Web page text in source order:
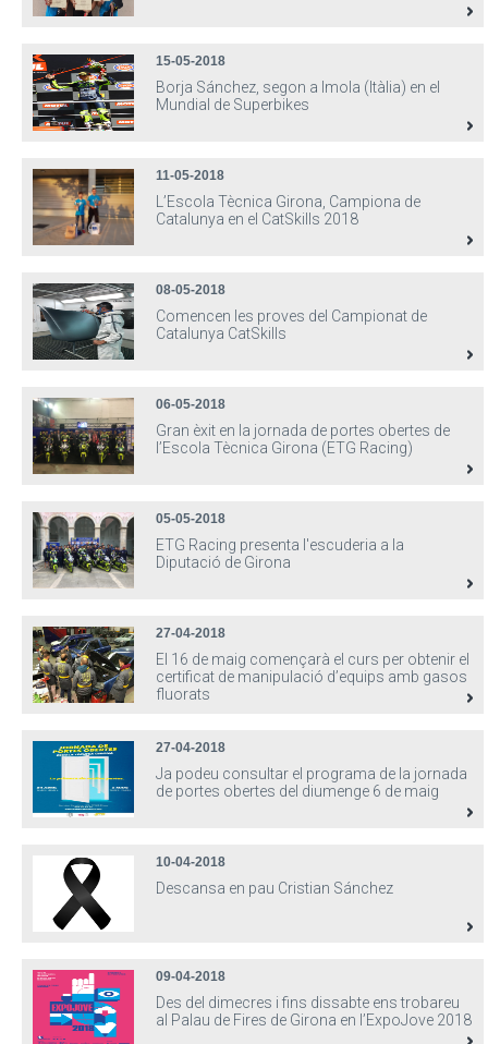
15-05-2018
Borja Sánchez, segon a Imola (Itàlia) en el
Mundial de Superbikes
11-05-2018
L’Escola Tècnica Girona, Campiona de
Catalunya en el CatSkills 2018
08-05-2018
Comencen les proves del Campionat de
Catalunya CatSkills
06-05-2018
Gran èxit en la jornada de portes obertes de
l’Escola Tècnica Girona (ETG Racing)
05-05-2018
ETG Racing presenta l'escuderia a la
Diputació de Girona
27-04-2018
El 16 de maig començarà el curs per obtenir el
certificat de manipulació d’equips amb gasos
fluorats
27-04-2018
Ja podeu consultar el programa de la jornada
de portes obertes del diumenge 6 de maig
10-04-2018
Descansa en pau Cristian Sánchez
09-04-2018
Des del dimecres i fins dissabte ens trobareu
al Palau de Fires de Girona en l’ExpoJove 2018